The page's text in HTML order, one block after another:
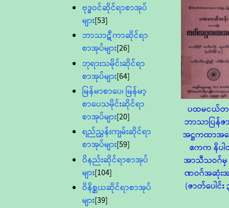
ဗုဒ္ဓဝင်ဆိုင်ရာစာအုပ်
များ[53]
ဘာသာဋီကာဆိုင်ရာ
စာအုပ်များ[26]
ဘုရားသမိုင်းဆိုင်ရာ
စာအုပ်များ[64]
မြန်မာစာပေ၊ မြန်မာ့
စာပေသမိုင်းဆိုင်ရာ
စာအုပ်များ[20]
ရည်ညွှန်းကျမ်းဆိုင်ရာ
စာအုပ်များ[59]
ဝိနည်းဆိုင်ရာစာအုပ်
များ[104]
ဝိနိစ္ဆယဆိုင်ရာစာအုပ်
များ[39]
ပထမငယ်တ
ဘာသာပြန်
အဋ္ဌကထာအဖ
ဧကက နိပ
အာသီသဝဂ်မှ
ဏဝဂ်အဆုံး
(ဇာတ်ပေါင်း